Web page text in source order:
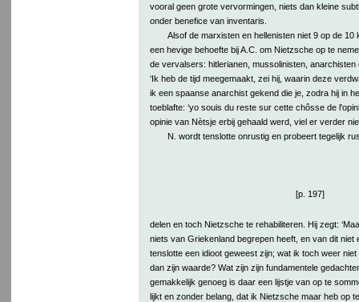
vooral geen grote vervormingen, niets dan kleine
onder benefice van inventaris.
Alsof de marxisten en hellenisten niet 9 op de
een hevige behoefte bij A.C. om Nietzsche op te
de vervalsers: hitlerianen, mussolinisten,
‘Ik heb de tijd meegemaakt, zei hij, waarin deze
ik een spaanse anarchist gekend die je, zodra hij in
toeblafte: ‘yo souis du reste sur cette chôsse de
opinie van Nètsje erbij gehaald werd, viel er verder
N. wordt tenslotte onrustig en probeert tegelijk
[p. 197]
delen en toch Nietzsche te rehabiliteren. Hij zegt:
niets van Griekenland begrepen heeft, en van dit niet
tenslotte een idioot geweest zijn; wat ik toch weer
dan zijn waarde? Wat zijn zijn fundamentele
gemakkelijk genoeg is daar een lijstje van op te
lijkt en zonder belang, dat ik Nietzsche maar heb op